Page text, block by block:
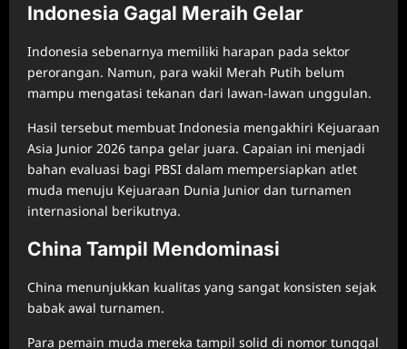
Indonesia Gagal Meraih Gelar
Indonesia sebenarnya memiliki harapan pada sektor
perorangan. Namun, para wakil Merah Putih belum
mampu mengatasi tekanan dari lawan-lawan unggulan.
Hasil tersebut membuat Indonesia mengakhiri Kejuaraan
Asia Junior 2026 tanpa gelar juara. Capaian ini menjadi
bahan evaluasi bagi PBSI dalam mempersiapkan atlet
muda menuju Kejuaraan Dunia Junior dan turnamen
internasional berikutnya.
China Tampil Mendominasi
China menunjukkan kualitas yang sangat konsisten sejak
babak awal turnamen.
Para pemain muda mereka tampil solid di nomor tunggal